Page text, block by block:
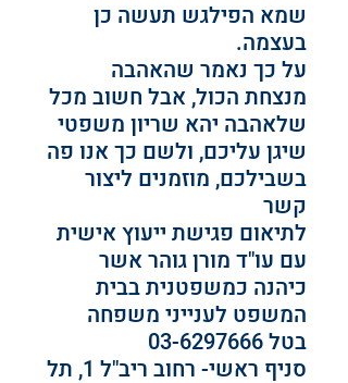
שמא הפילגש תעשה כן
בעצמה.
על כך נאמר שהאהבה
מנצחת הכול, אבל חשוב מכל
שלאהבה יהא שריון משפטי
שיגן עליכם, ולשם כך אנו פה
בשבילכם, מוזמנים ליצור
קשר
לתיאום פגישת ייעוץ אישית
עם עו"ד מורן גוהר אשר
כיהנה כמשפטנית בבית
המשפט לענייני משפחה
בטל 03-6297666
סניף ראשי- רחוב ריב"ל 1, תל